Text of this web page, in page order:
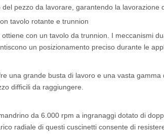
pezzo da lavorare, garantendo la lavorazione
tavolo rotante e trunnion
con un tavolo da trunnion. I meccanismi
un posizionamento preciso durante le
una grande busta di lavoro e una vasta
difficili da raggiungere.
da 6.000 rpm a ingranaggi dotato di
radiale di questi cuscinetti consente di